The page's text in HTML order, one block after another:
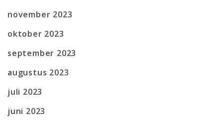
november 2023
oktober 2023
september 2023
augustus 2023
juli 2023
juni 2023